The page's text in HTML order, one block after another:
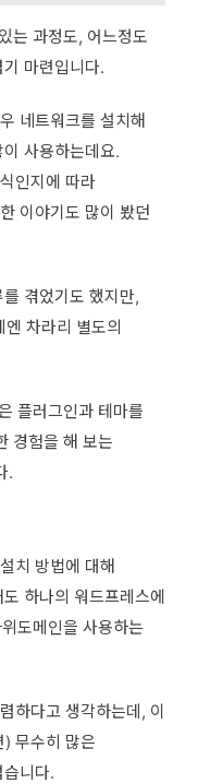
는 과정도, 어느정도
마련입니다.
네트워크를 설치해
사용하는데요.
인지에 따라
이야기도 많이 봤던
겪었기도 했지만,
차라리 별도의
플러그인과 테마를
경험을 해 보는
.
치 방법에 대해
하나의 워드프레스에
도메인을 사용하는
하다고 생각하는데, 이
무수히 많은
니다.